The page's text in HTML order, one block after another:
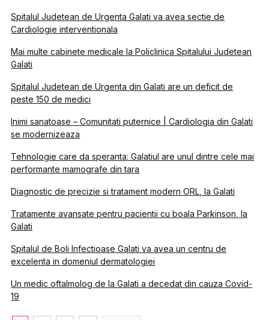
Spitalul Judetean de Urgenta Galati va avea sectie de
Cardiologie interventionala
Mai multe cabinete medicale la Policlinica Spitalului Judetean
Galati
Spitalul Judetean de Urgenta din Galati are un deficit de
peste 150 de medici
Inimi sanatoase – Comunitati puternice | Cardiologia din Galati
se modernizeaza
Tehnologie care da speranta: Galatiul are unul dintre cele mai
performante mamografe din tara
Diagnostic de precizie si tratament modern ORL, la Galati
Tratamente avansate pentru pacientii cu boala Parkinson, la
Galati
Spitalul de Boli Infectioase Galati va avea un centru de
excelenta in domeniul dermatologiei
Un medic oftalmolog de la Galati a decedat din cauza Covid-
19